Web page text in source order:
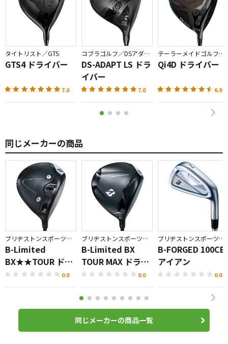
タイトリスト／GTS
GTS4 ドライバー
7.0
コブラゴルフ／DSアダプト
DS-ADAPT LS ドラ
イバー
7.0
テーラーメイドゴルフ／Qi4D
Qi4D ドライバー
6.9
同じメーカーの商品
ブリヂストンスポーツ／BX
B-Limited
BX★★TOUR ドラ
イバー
0.0
ブリヂストンスポーツ／BX
B-Limited BX
TOUR MAX ドライ
バー
0.0
ブリヂストンスポーツ／BRIDGESTONE GOLF TOUR B
B-FORGED 100CB
アイアン
0.0
同じメーカーの商品一覧